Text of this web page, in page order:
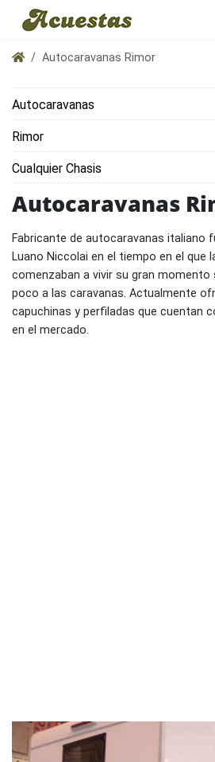
Autocaravanas Rimor
Autocaravanas
Fabricante de autocaravanas italiano
Luano Niccolai en el tiempo en el que
comenzaban a vivir su gran
poco a las caravanas. Actualmente
capuchinas y perfiladas que cuentan
en el mercado.